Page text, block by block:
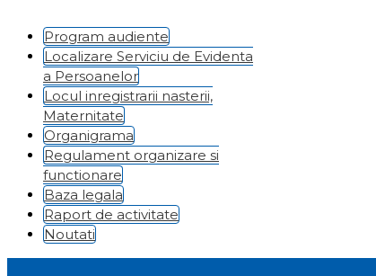
Program audiente
Localizare Serviciu de Evidenta
a Persoanelor
Locul inregistrarii nasterii,
Maternitate
Organigrama
Regulament organizare si
functionare
Baza legala
Raport de activitate
Noutati